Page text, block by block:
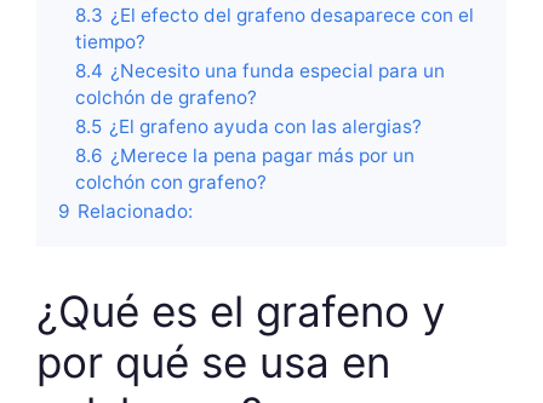
8.3 ¿El efecto del grafeno desaparece con el
tiempo?
8.4 ¿Necesito una funda especial para un
colchón de grafeno?
8.5 ¿El grafeno ayuda con las alergias?
8.6 ¿Merece la pena pagar más por un
colchón con grafeno?
9 Relacionado:
¿Qué es el grafeno y
por qué se usa en